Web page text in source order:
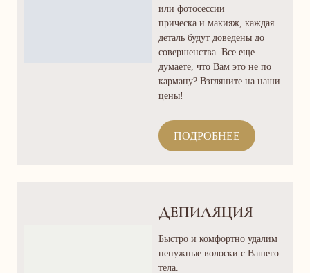
или фотосессии
прическа и макияж, каждая
деталь будут доведены до
совершенства. Все еще
думаете, что Вам это не по
карману? Взгляните на наши
цены!
ПОДРОБНЕЕ
ДЕПИЛЯЦИЯ
Быстро и комфортно удалим
ненужные волоски с Вашего
тела.